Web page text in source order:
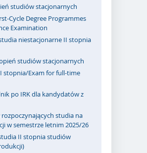
studiów stacjonarnych
Cycle Degree Programmes
Examination
niestacjonarne II stopnia
studiów stacjonarnych
stopnia/Exam for full-time
po IRK dla kandydatów z
studia na
w semestrze letnim 2025/26
II stopnia studiów